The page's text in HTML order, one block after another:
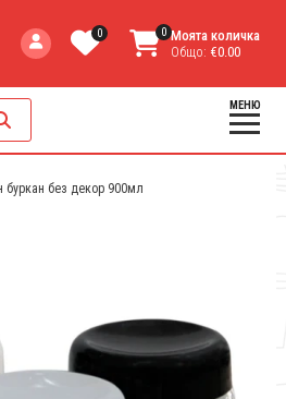
0 0 Моята количка
Общо: €0.00
МЕНЮ
буркан без декор 900мл